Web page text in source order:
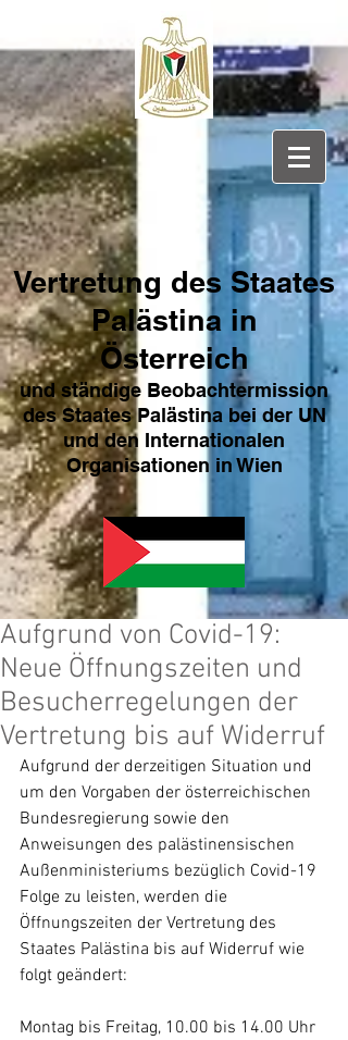
Vertretung des Staates
Palästina in
Österreich
und ständige Beobachtermission
des Staates Palästina bei der UN
und den Internationalen
Organisationen in Wien
Aufgrund von Covid-19:
Neue Öffnungszeiten und
Besucherregelungen der
Vertretung bis auf Widerruf
Aufgrund der derzeitigen Situation und
um den Vorgaben der österreichischen
Bundesregierung sowie den
Anweisungen des palästinensischen
Außenministeriums bezüglich Covid-19
Folge zu leisten, werden die
Öffnungszeiten der Vertretung des
Staates Palästina bis auf Widerruf wie
folgt geändert:
Montag bis Freitag, 10.00 bis 14.00 Uhr